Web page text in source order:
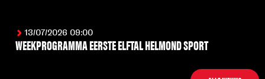
13/07/2026 09:00
WEEKPROGRAMMA EERSTE ELFTAL HELMOND SPORT